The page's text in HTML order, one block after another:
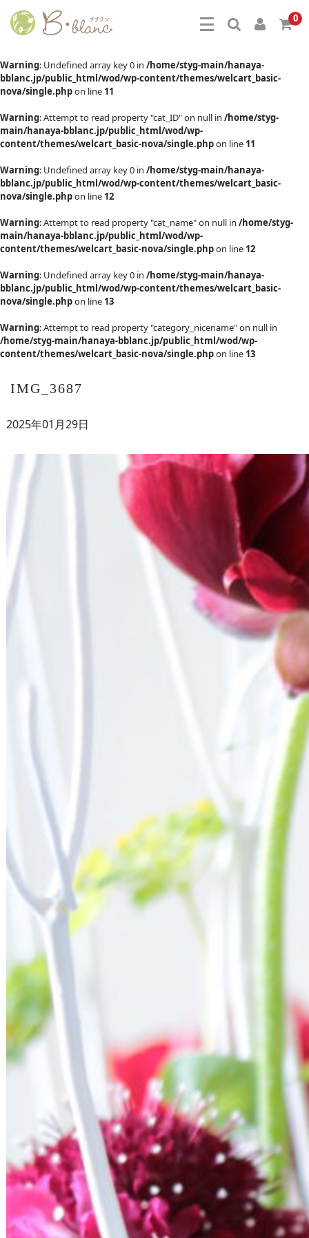
0
Warning: Undefined array key 0 in /home/styg-main/hanaya-
bblanc.jp/public_html/wod/wp-content/themes/welcart_basic-
nova/single.phpon line 11
Warning: Attempt to read property "cat_ID" on null in /home/styg-
main/hanaya-bblanc.jp/public_html/wod/wp-
content/themes/welcart_basic-nova/single.phpon line 11
Warning: Undefined array key 0 in /home/styg-main/hanaya-
bblanc.jp/public_html/wod/wp-content/themes/welcart_basic-
nova/single.phpon line 12
Warning: Attempt to read property "cat_name" on null in /home/styg-
main/hanaya-bblanc.jp/public_html/wod/wp-
content/themes/welcart_basic-nova/single.phpon line 12
Warning: Undefined array key 0 in /home/styg-main/hanaya-
bblanc.jp/public_html/wod/wp-content/themes/welcart_basic-
nova/single.phpon line 13
Warning: Attempt to read property "category_nicename" on null in
/home/styg-main/hanaya-bblanc.jp/public_html/wod/wp-
content/themes/welcart_basic-nova/single.phpon line 13
IMG_3687
2025年01月29日